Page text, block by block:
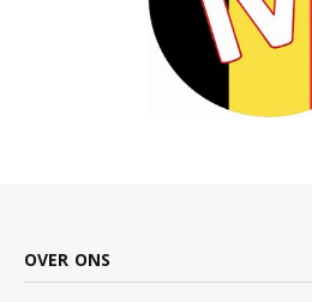
OVER ONS